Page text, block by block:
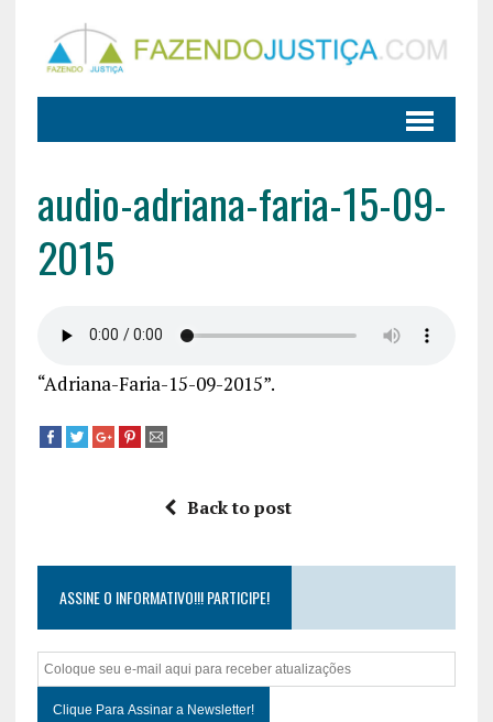
audio-adriana-faria-15-09-
2015
“Adriana-Faria-15-09-2015”.
Back to post
ASSINE O INFORMATIVO!!! PARTICIPE!